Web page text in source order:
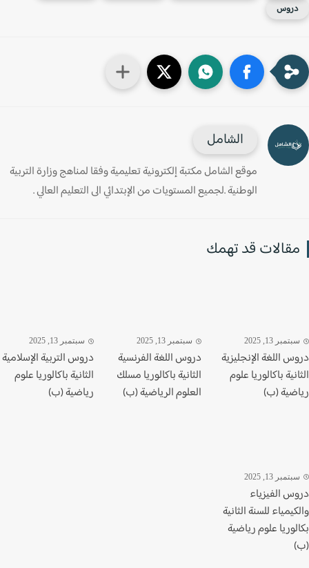
الشامل
موقع الشامل مكتبة إلكترونية تعليمية وفقا لمناهج وزارة التربية
الوطنية .لجميع المستويات من الإبتدائي الى التعليم العالي .
قد تهمك
13, 2025
اللغة الإنجليزية
باكالوريا علوم
(ب)
سبتمبر 13, 2025
دروس اللغة الفرنسية
الثانية باكالوريا مسلك
العلوم الرياضية (ب)
سبتمبر 13, 2025
دروس التربية الإسلامية
الثانية باكالوريا علوم
رياضية (ب)
13, 2025
الفيزياء
للسنة الثانية
علوم رياضية